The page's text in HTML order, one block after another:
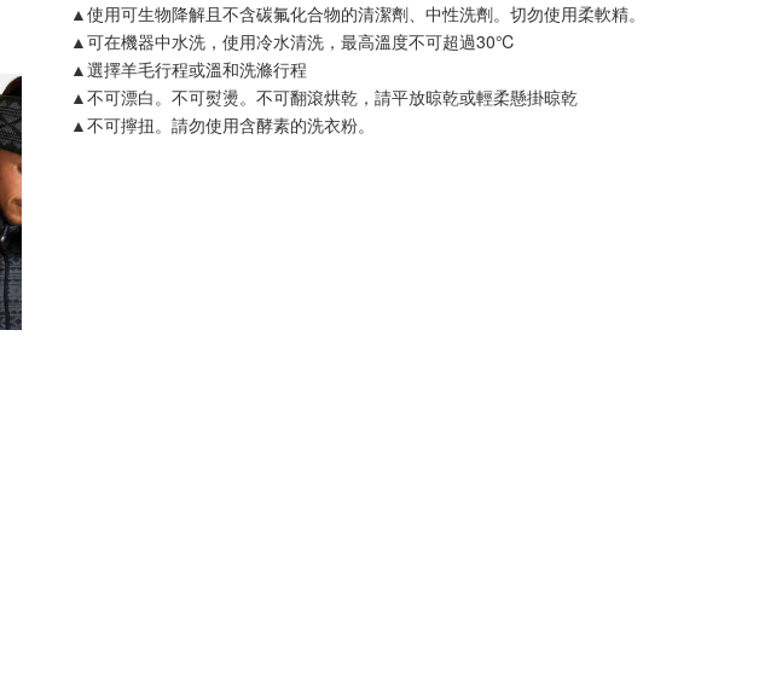
▲使用可生物降解且不含碳氟化合物的清潔劑、中性洗劑。切勿使用柔軟精。
▲可在機器中水洗，使用冷水清洗，最高溫度不可超過30℃
▲選擇羊毛行程或溫和洗滌行程
▲不可漂白。不可熨燙。不可翻滾烘乾，請平放晾乾或輕柔懸掛晾乾
▲不可擰扭。請勿使用含酵素的洗衣粉。